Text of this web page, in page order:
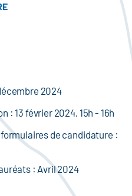
2024
: 13 février 2024, 15h - 16h
de candidature :
: Avril 2024